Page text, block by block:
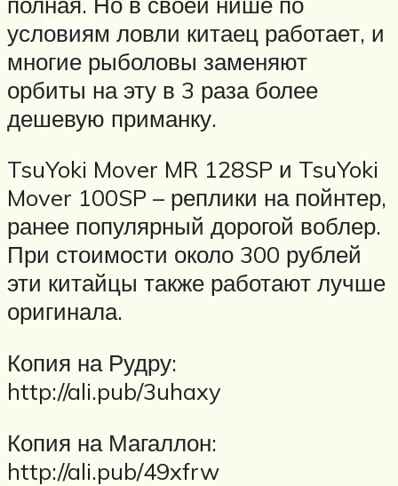
Меню
условиям ловли китаец работает, и
многие рыболовы заменяют
орбиты на эту в 3 раза более
дешевую приманку.
TsuYoki Mover MR 128SP и TsuYoki
Mover 100SP – реплики на пойнтер,
ранее популярный дорогой воблер.
При стоимости около 300 рублей
эти китайцы также работают лучше
оригинала.
Копия на Рудру:
http://ali.pub/3uhaxy
Копия на Магаллон:
http://ali.pub/49xfrw